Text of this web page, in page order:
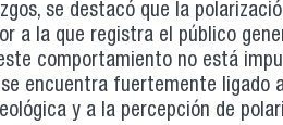
se destacó que la
a la que registra el público
comportamiento no está
encuentra fuertemente ligado
y a la percepción de